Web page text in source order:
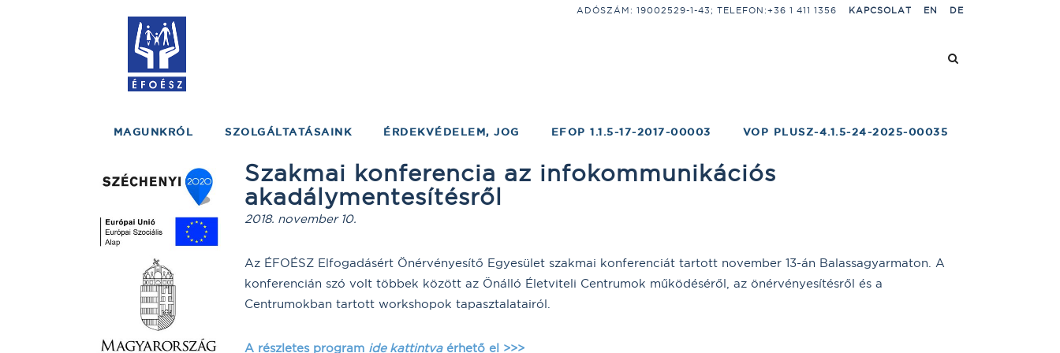
ADÓSZÁM: 19002529-1-43; TELEFON:+36 1 411 1356 KAPCSOLAT EN DE
MAGUNKRÓL SZOLGÁLTATÁSAINK ÉRDEKVÉDELEM, JOG EFOP 1.1.5-17-2017-00003 VOP PLUSZ-4.1.5-24-2025-00035
Szakmai konferencia az infokommunikációs
akadálymentesítésről
2018. november 10.
Az ÉFOÉSZ Elfogadásért Önérvényesítő Egyesület szakmai konferenciát tartott november 13-án Balassagyarmaton. A
konferencián szó volt többek között az Önálló Életviteli Centrumok működéséről, az önérvényesítésről és a
Centrumokban tartott workshopok tapasztalatairól.
A részletes program ide kattintvaérhető el >>>